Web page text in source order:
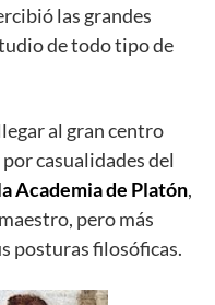
las grandes
de todo tipo de
al gran centro
casualidades del
Academia de Platón,
pero más
posturas filosóficas.